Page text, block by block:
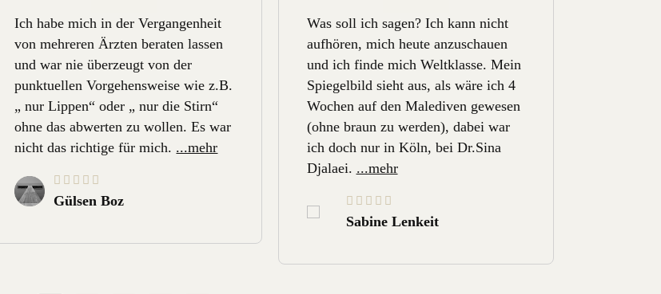
Ich habe mich in der Vergangenheit
von mehreren Ärzten beraten lassen
und war nie überzeugt von der
punktuellen Vorgehensweise wie z.B.
„ nur Lippen“ oder „ nur die Stirn“
ohne das abwerten zu wollen. Es war
nicht das richtige für mich. ...mehr
Gülsen Boz
Was soll ich sagen? Ich kann nicht
aufhören, mich heute anzuschauen
und ich finde mich Weltklasse. Mein
Spiegelbild sieht aus, als wäre ich 4
Wochen auf den Malediven gewesen
(ohne braun zu werden), dabei war
ich doch nur in Köln, bei Dr.Sina
Djalaei. ...mehr
Sabine Lenkeit